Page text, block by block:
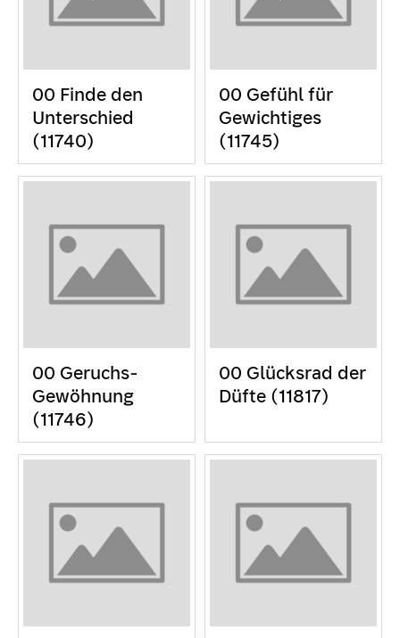
00 Finde den
Unterschied
(11740)
00 Gefühl für
Gewichtiges
(11745)
00 Geruchs-
Gewöhnung
(11746)
00 Glücksrad der
Düfte (11817)